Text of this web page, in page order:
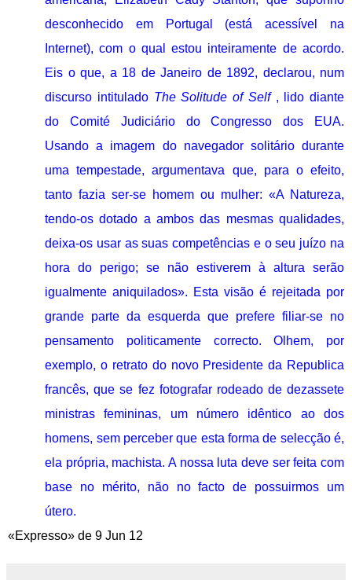
desconhecido em Portugal (está acessível na
Internet), com o qual estou inteiramente de acordo.
Eis o que, a 18 de Janeiro de 1892, declarou, num
discurso intitulado The Solitude of Self, lido diante
do Comité Judiciário do Congresso dos EUA.
Usando a imagem do navegador solitário durante
uma tempestade, argumentava que, para o efeito,
tanto fazia ser-se homem ou mulher: «A Natureza,
tendo-os dotado a ambos das mesmas qualidades,
deixa-os usar as suas competências e o seu juízo na
hora do perigo; se não estiverem à altura serão
igualmente aniquilados». Esta visão é rejeitada por
grande parte da esquerda que prefere filiar-se no
pensamento politicamente correcto. Olhem, por
exemplo, o retrato do novo Presidente da Republica
francês, que se fez fotografar rodeado de dezassete
ministras femininas, um número idêntico ao dos
homens, sem perceber que esta forma de selecção é,
ela própria, machista. A nossa luta deve ser feita com
base no mérito, não no facto de possuirmos um
útero.
«Expresso» de 9 Jun 12